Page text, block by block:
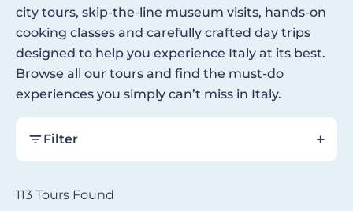
city tours, skip-the-line museum visits, hands-on
cooking classes and carefully crafted day trips
designed to help you experience Italy at its best.
Browse all our tours and find the must-do
experiences you simply can’t miss in Italy.
Filter
113 Tours Found